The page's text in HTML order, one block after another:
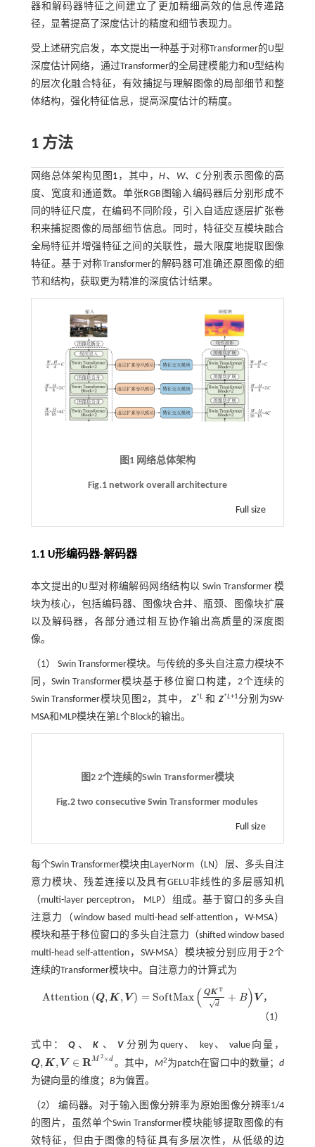
器和解码器特征之间建立了更加精细高效的信息传递路
径，显著提高了深度估计的精度和细节表现力。
受上述研究启发，本文提出一种基于对称Transformer的U型
深度估计网络，通过Transformer的全局建模能力和U型结构
的层次化融合特征，有效捕捉与理解图像的局部细节和整
体结构，强化特征信息，提高深度估计的精度。
1 方法
网络总体架构见 图1 ，其中，H、 W、 C分别表示图像的高
度、宽度和通道数。单张RGB图输入编码器后分别形成不
同的特征尺度，在编码不同阶段，引入自适应逐层扩张卷
积来捕捉图像的局部细节信息。同时，特征交互模块融合
全局特征并增强特征之间的关联性，最大限度地提取图像
特征。基于对称Transformer的解码器可准确还原图像的细
节和结构，获取更为精准的深度估计结果。
图1 网络总体架构
Fig.1 network overall architecture
Full size
1.1 U形编码器-解码器
本文提出的U型对称编解码网络结构以 Swin Transformer 模
块为核心，包括编码器、图像块合并、瓶颈、图像块扩展
以及解码器，各部分通过相互协作输出高质量的深度图
像。
（1） Swin Transformer模块。与传统的多头自注意力模块不
同，Swin Transformer模块基于移位窗口构建，2个连续的
Swin Transformer模块见 图2，其中， Z*L和 Z*L+1分别为SW-
MSA和MLP模块在第L个Block的输出。
图2 2个连续的Swin Transformer模块
Fig.2 two consecutive Swin Transformer modules
Full size
每个Swin Transformer模块由LayerNorm（LN）层、多头自注
意力模块、残差连接以及具有GELU非线性的多层感知机
（multi-layer perceptron， MLP）组成。基于窗口的多头自
注意力（window based multi-head self-attention，W-MSA）
模块和基于移位窗口的多头自注意力（shifted window based
multi-head self-attention，SW-MSA）模块被分别应用于2个
连续的Transformer模块中。自注意力的计算式为
Attention (Q,K, V ) = SoftMax ( QK T
d
√
+ B) V
AtentonQ,K,V=SofMax QK Td+BV
，
（1）
式中：Q、K 、 V分别为query、 key、 value向量，
Q,K, V ∈ RM 2×d
Q, K,V∈R M2 ×d 。其中， M2为patch在窗口中的数量；d
为键向量的维度； B为偏置。
（2） 编码器。对于输入图像分辨率为原始图像分辨率1/4
的图片，虽然单个Swin Transformer模块能够提取图像的有
效特征，但由于图像的特征具有多层次性，从低级的边